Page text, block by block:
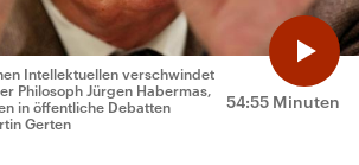
54:55 Minuten
Intellektuellen verschwindet
Philosoph Jürgen Habermas,
in öffentliche Debatten
Gerten